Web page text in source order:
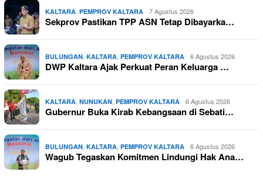
KALTARA PEMPROV KALTARA 7 Agustus 2026
Sekprov Pastikan TPP ASN Tetap Dibayarka…
BULUNGAN KALTARA PEMPROV KALTARA 6 Agustus 2026
DWP Kaltara Ajak Perkuat Peran Keluarga …
KALTARA NUNUKAN PEMPROV KALTARA 6 Agustus 2026
Gubernur Buka Kirab Kebangsaan di Sebati…
BULUNGAN KALTARA PEMPROV KALTARA 6 Agustus 2026
Wagub Tegaskan Komitmen Lindungi Hak Ana…